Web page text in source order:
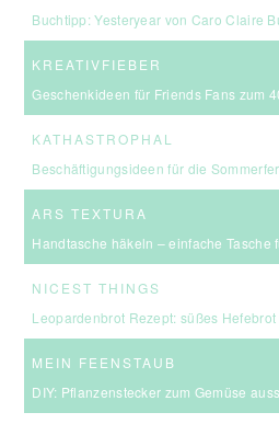
Buchtipp: Yesteryear von Caro Claire
KREATIVFIEBER
Geschenkideen für Friends Fans zum
KATHASTROPHAL
Beschäftigungsideen für die Sommerferien 2026 – in
ARS TEXTURA
Handtasche häkeln – einfache Tasche
NICEST THINGS
Leopardenbrot Rezept: süßes Hefebrot
MEIN FEENSTAUB
DIY: Pflanzenstecker zum Gemüse